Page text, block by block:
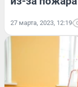
27 марта, 2023, 12:19